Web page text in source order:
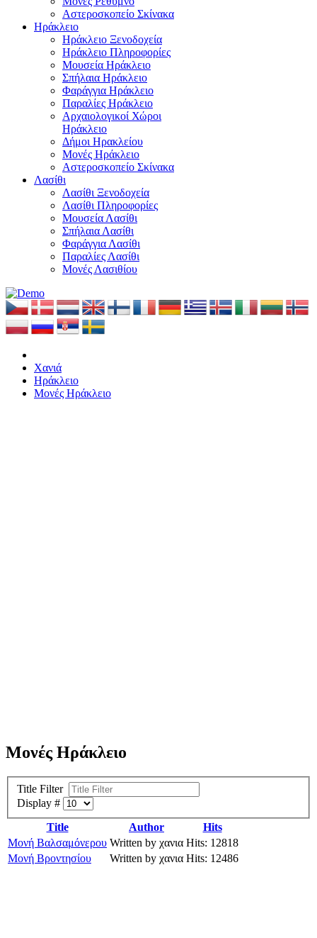
Αστεροσκοπείο Σκίνακα
Ηράκλειο
Ηράκλειο Ξενοδοχεία
Ηράκλειο Πληροφορίες
Μουσεία Ηράκλειο
Σπήλαια Ηράκλειο
Φαράγγια Ηράκλειο
Παραλίες Ηράκλειο
Αρχαιολογικοί Χώροι
Ηράκλειο
Δήμοι Ηρακλείου
Μονές Ηράκλειο
Αστεροσκοπείο Σκίνακα
Λασίθι
Λασίθι Ξενοδοχεία
Λασίθι Πληροφορίες
Μουσεία Λασίθι
Σπήλαια Λασίθι
Φαράγγια Λασίθι
Παραλίες Λασίθι
Μονές Λασιθίου
Χανιά
Ηράκλειο
Μονές Ηράκλειο
Μονές Ηράκλειο
Title Filter
Display #
Title
Author
Hits
Μονή Βαλσαμόνερου Written by χανια Hits: 12818
Μονή Βροντησίου
Written by χανια Hits: 12486